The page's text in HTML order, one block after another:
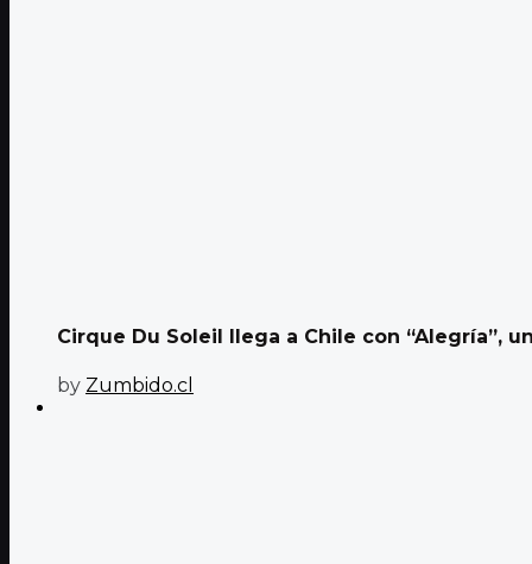
Cirque Du Soleil llega a Chile con “Alegría”,
by Zumbido.cl